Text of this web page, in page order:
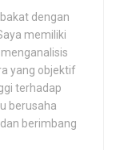
dengan
memiliki
yang objektif
terhadap
berusaha
berimbang